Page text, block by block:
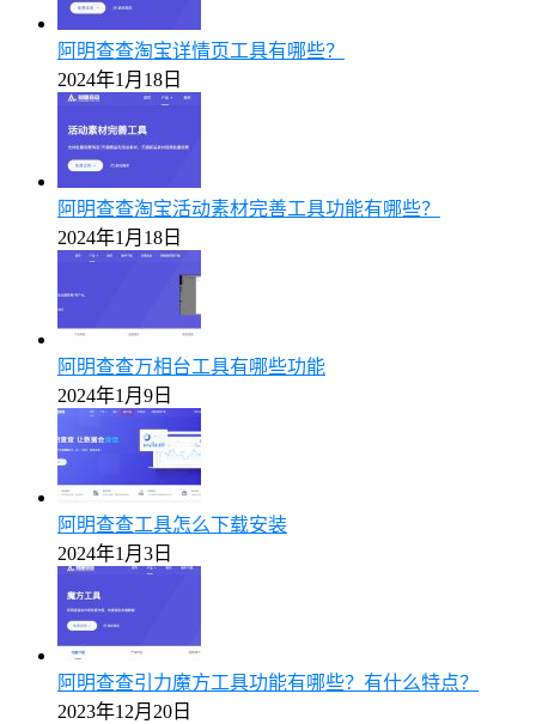
阿明查查淘宝详情页工具有哪些？
2024年1月18日
阿明查查淘宝活动素材完善工具功能有哪些？
2024年1月18日
阿明查查万相台工具有哪些功能
2024年1月9日
阿明查查工具怎么下载安装
2024年1月3日
阿明查查引力魔方工具功能有哪些？有什么特点？
2023年12月20日